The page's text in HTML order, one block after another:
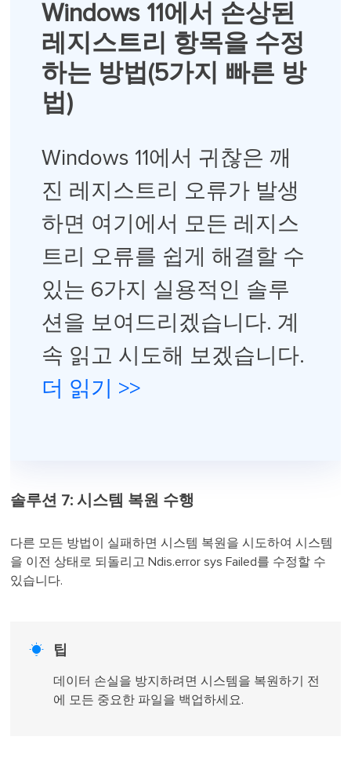
Windows 11에서 손상된
레지스트리 항목을 수정
하는 방법(5가지 빠른 방
법)
Windows 11에서 귀찮은 깨
진 레지스트리 오류가 발생
하면 여기에서 모든 레지스
트리 오류를 쉽게 해결할 수
있는 6가지 실용적인 솔루
션을 보여드리겠습니다. 계
속 읽고 시도해 보겠습니다.
더 읽기 >>
솔루션 7: 시스템 복원 수행
다른 모든 방법이 실패하면 시스템 복원을 시도하여 시스템
을 이전 상태로 되돌리고 Ndis.error sys Failed를 수정할 수
있습니다.
 팁
데이터 손실을 방지하려면 시스템을 복원하기 전
에 모든 중요한 파일을 백업하세요.